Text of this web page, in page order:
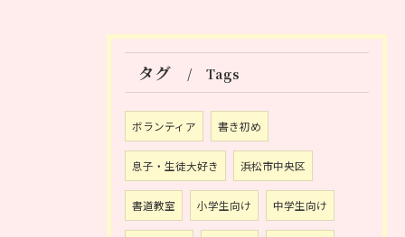
タグ Tags
ボランティア 書き初め
息子・生徒大好き 浜松市中央区
書道教室 小学生向け 中学生向け